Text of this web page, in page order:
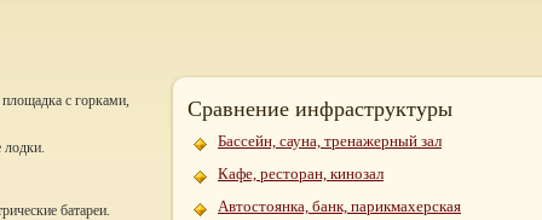
с горками,
лодки.
батареи.
Сравнение инфраструктуры
Бассейн, сауна, тренажерный зал
Кафе, ресторан, кинозал
Автостоянка, банк, парикмахерская